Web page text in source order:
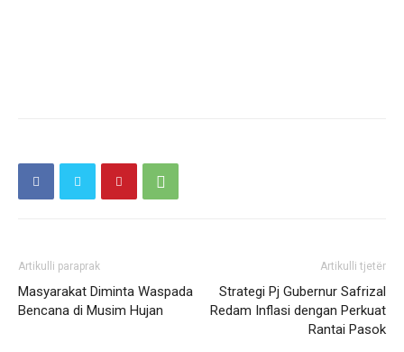
Artikulli paraprak
Masyarakat Diminta Waspada
Bencana di Musim Hujan
Artikulli tjetër
Strategi Pj Gubernur Safrizal
Redam Inflasi dengan Perkuat
Rantai Pasok